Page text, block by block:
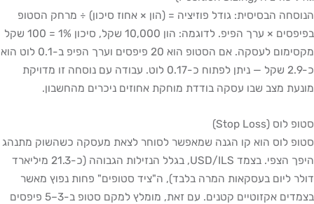
הנוסחה הבסיסית: גודל פוזיציה = (הון × אחוז סיכון) ÷ מרחק הסטופ
בפיפסים × ערך הפיפ. לדוגמה: הון 10,000 שקל, סיכון 1% = 100 שקל
מקסימום לעסקה. אם הסטופ הוא 20 פיפסים וערך הפיפ ב-0.1 לוט הוא
כ-2.9 שקל — ניתן לפתוח כ-0.17 לוט. עבודה עם נוסחה זו מדויקת
מונעת מצב שבו עסקה בודדת מוחקת אחוזים ניכרים מהחשבון.
סטופ לוס (Stop Loss)
סטופ לוס הוא קו הגנה שמאפשר לסוחר לצאת מעסקה כשהשוק מתנהג
היפך הצפי. בצמד USD/ILS, בגלל הנזילות הגבוהה (כ-21.3 מיליארד
דולר ליום בעסקאות המרה בלבד), ה"ציד סטופים" פחות נפוץ מאשר
בצמדים אקזוטיים קטנים. עם זאת, מומלץ למקם סטופ ב-3–5 פיפסים